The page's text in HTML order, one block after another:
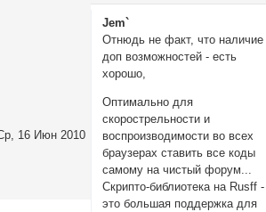
16 Июн 2010
Jem`
Отнюдь не факт, что наличие
доп возможностей - есть
хорошо,
Оптимально для
скорострельности и
воспроизводимости во всех
браузерах ставить все коды
самому на чистый форум...
Скрипто-библиотека на Rusff -
это большая поддержка для